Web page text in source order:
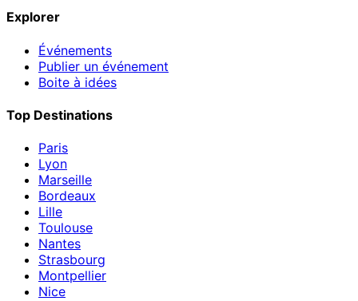
Explorer
Événements
Publier un événement
Boite à idées
Top Destinations
Paris
Lyon
Marseille
Bordeaux
Lille
Toulouse
Nantes
Strasbourg
Montpellier
Nice